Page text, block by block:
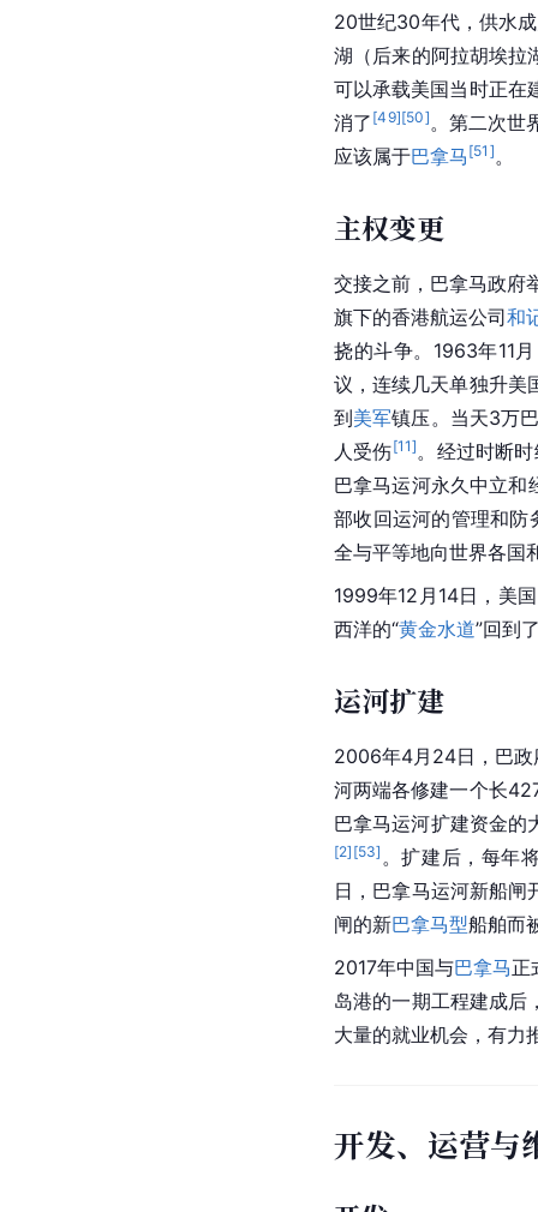
20世纪30年代，供水
湖（后来的阿拉胡埃拉
可以承载美国当时正在
消了[49][50]。第二次世
应该属于巴拿马[51]。
主权变更
旗下的香港航运公司
挠的斗争。1963年11
议，连续几天单独升美
到美军 镇压。当天3万
人受伤
11]。经过时断
巴拿马运河永久中立
部收回运河的管理和防
1999年12月14日，美
西洋的“黄金水道 ”回到
2006年4月24日，巴政